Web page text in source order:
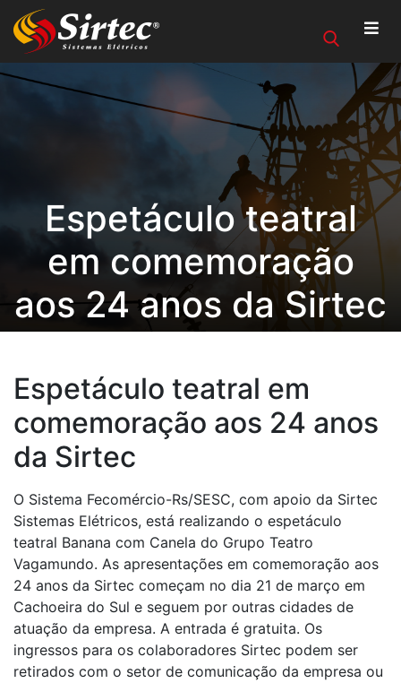
Espetáculo teatral
em comemoração
aos 24 anos da Sirtec
Espetáculo teatral em
comemoração aos 24 anos
da Sirtec
O Sistema Fecomércio-Rs/SESC, com apoio da Sirtec
Sistemas Elétricos, está realizando o espetáculo
teatral Banana com Canela do Grupo Teatro
Vagamundo. As apresentações em comemoração aos
24 anos da Sirtec começam no dia 21 de março em
Cachoeira do Sul e seguem por outras cidades de
atuação da empresa. A entrada é gratuita. Os
ingressos para os colaboradores Sirtec podem ser
retirados com o setor de comunicação da empresa ou